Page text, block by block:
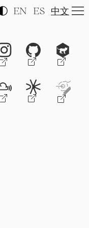
EN ES 中文